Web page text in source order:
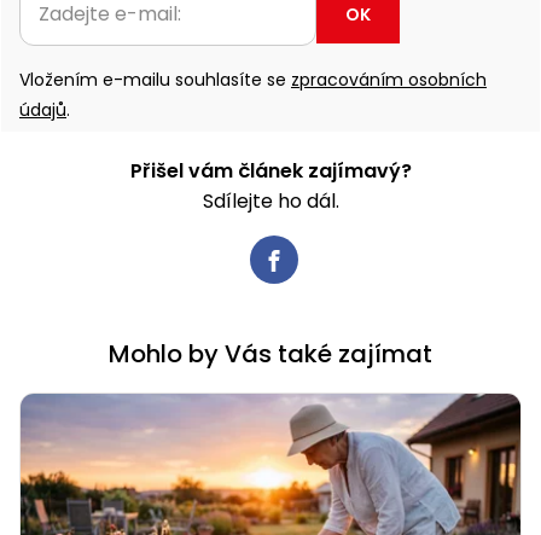
OK
Vložením e-mailu souhlasíte se zpracováním osobních
údajů.
Přišel vám článek zajímavý?
Sdílejte ho dál.
Mohlo by Vás také zajímat